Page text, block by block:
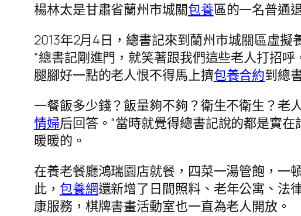
楊林太是甘肅省蘭州市城關包養區的一名普通
2013年2月4日，總書記來到蘭州市城關區虛擬
“總書記剛進門，就笑著跟我們這些老人打招呼
腿腳好一點的老人恨不得馬上擠包養合約到總
一餐飯多少錢？飯量夠不夠？衛生不衛生？老
情婦后回答。“當時就覺得總書記說的都是實
暖暖的。
在養老餐廳鴻瑞園店就餐，四菜一湯管飽，一
此， 包養網還新增了日間照料、老年公寓、法
康服務，棋牌書畫活動室也一直為老人開放。